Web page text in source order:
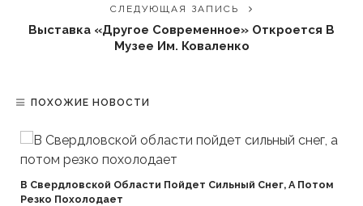
СЛЕДУЮЩАЯ ЗАПИСЬ
Выставка «Другое Современное» Откроется В
Музее Им. Коваленко
ПОХОЖИЕ НОВОСТИ
В Свердловской Области Пойдет Сильный Снег, А Потом
Резко Похолодает